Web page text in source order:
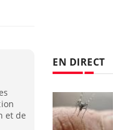
et de
EN DIRECT
les
?